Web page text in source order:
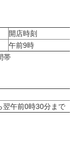
開店時刻
午前9時
帯
翌午前0時30分まで